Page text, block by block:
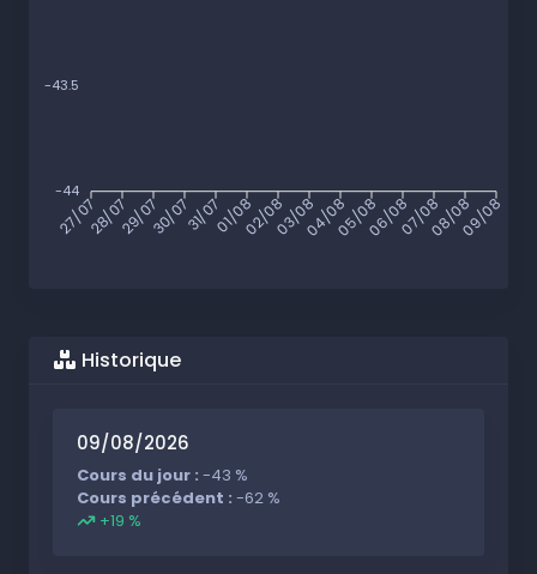
-43.5
-44
27/0728/0729/0730/0731/0701/0802/0803/0804/0805/0806/0807/0808/0809/08
Historique
09/08/2026
Cours du jour : -43 %
Cours précédent : -62 %
+19 %